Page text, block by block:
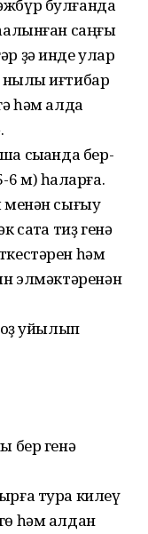
булғанда
саңғы
ҙә инде улар
иғтибар
һәм алда
сыҡҡанда бер-
м) һаҡларға.
менән сығыу
саҡта тиҙ генә
һәм
элмәктәренән
уйылып
бер генә
тура килеү
һәм алдан